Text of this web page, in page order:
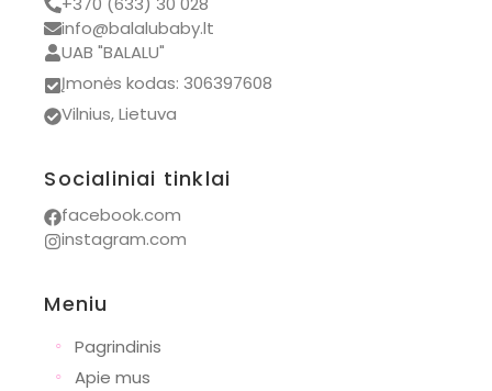
info@balalubaby.lt
UAB "BALALU"
Įmonės kodas: 306397608
Vilnius, Lietuva
Socialiniai tinklai
facebook.com
instagram.com
Meniu
◦
Pagrindinis
◦ Apie mus